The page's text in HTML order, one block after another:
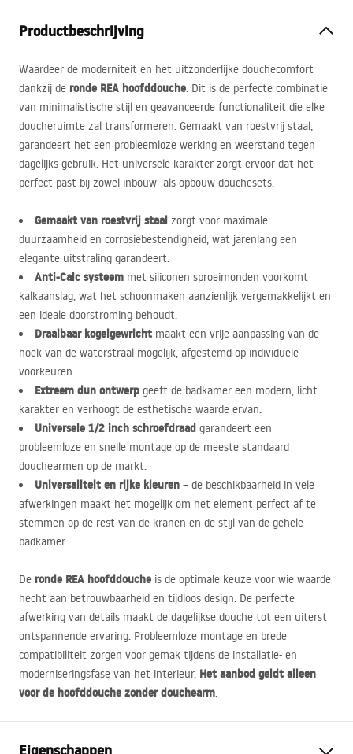
Productbeschrijving
Waardeer de moderniteit en het uitzonderlijke douchecomfort
dankzij de ronde REA hoofddouche. Dit is de perfecte combinatie
van minimalistische stijl en geavanceerde functionaliteit die elke
doucheruimte zal transformeren. Gemaakt van roestvrij staal,
garandeert het een probleemloze werking en weerstand tegen
dagelijks gebruik. Het universele karakter zorgt ervoor dat het
perfect past bij zowel inbouw- als opbouw-douchesets.
Gemaakt van roestvrij staal zorgt voor maximale
duurzaamheid en corrosiebestendigheid, wat jarenlang een
elegante uitstraling garandeert.
Anti-Calc systeem met siliconen sproeimonden voorkomt
kalkaanslag, wat het schoonmaken aanzienlijk vergemakkelijkt en
een ideale doorstroming behoudt.
Draaibaar kogelgewricht maakt een vrije aanpassing van de
hoek van de waterstraal mogelijk, afgestemd op individuele
voorkeuren.
Extreem dun ontwerp geeft de badkamer een modern, licht
karakter en verhoogt de esthetische waarde ervan.
Universele 1/2 inch schroefdraad garandeert een
probleemloze en snelle montage op de meeste standaard
douchearmen op de markt.
Universaliteit en rijke kleuren – de beschikbaarheid in vele
afwerkingen maakt het mogelijk om het element perfect af te
stemmen op de rest van de kranen en de stijl van de gehele
badkamer.
De ronde REA hoofddouche is de optimale keuze voor wie waarde
hecht aan betrouwbaarheid en tijdloos design. De perfecte
afwerking van details maakt de dagelijkse douche tot een uiterst
ontspannende ervaring. Probleemloze montage en brede
compatibiliteit zorgen voor gemak tijdens de installatie- en
moderniseringsfase van het interieur. Het aanbod geldt alleen
voor de hoofddouche zonder douchearm.